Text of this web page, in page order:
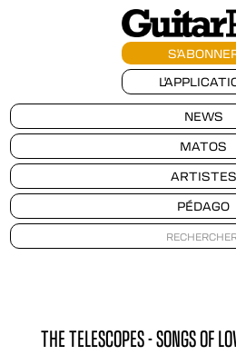
NEWS
MATOS
ARTISTES
PÉDAGO
THE TELESCOPES - SONGS OF